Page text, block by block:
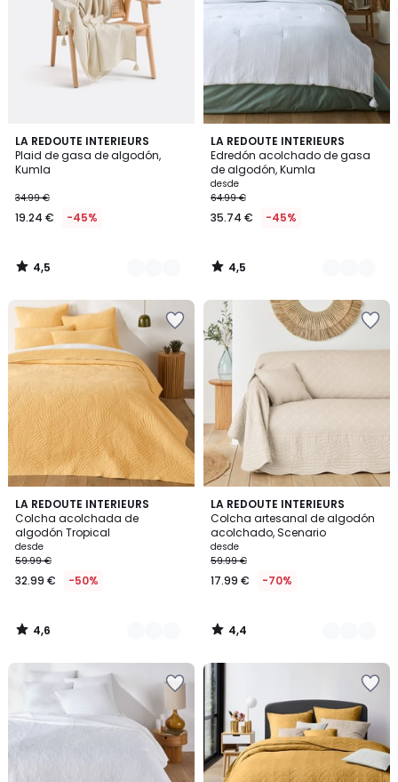
LA REDOUTE INTERIEURS
Plaid de gasa de algodón,
Kumla
34.99 €
19.24 € -45%
4,5
/ 5
4
Colores
4,5
/
LA REDOUTE INTERIEURS
Edredón acolchado de gasa
de algodón, Kumla
desde
64.99 €
35.74 € -45%
4,5
/ 5
9
Colores
4,5
/
LA REDOUTE INTERIEURS
Colcha acolchada de
algodón Tropical
desde
59.99 €
32.99 € -50%
4,6
/ 5
5
Colores
4,6
/
LA REDOUTE INTERIEURS
Colcha artesanal de algodón
acolchado, Scenario
desde
59.99 €
17.99 € -70%
4,4
/ 5
9
Colores
4,4
/